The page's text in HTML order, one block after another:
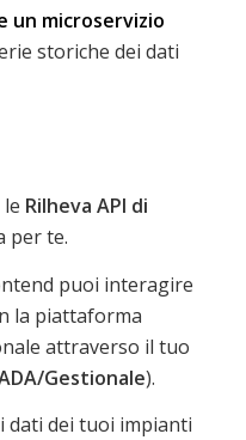
un microservizio
storiche dei dati
Rilheva API di
per te.
puoi interagire
la piattaforma
attraverso il tuo
Gestionale).
dati dei tuoi impianti